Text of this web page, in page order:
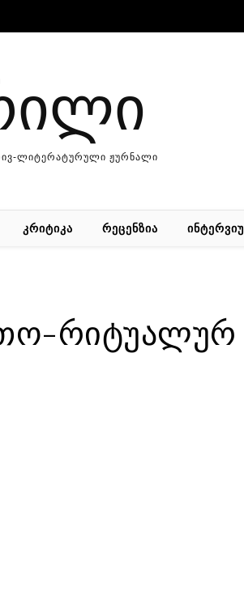
ლიტერატურული ჟურნალი
ᲙᲠᲘᲢᲘᲙᲐ ᲠᲔᲪᲔᲜᲖᲘᲐ ᲘᲜᲢᲔᲠᲕᲘᲣ
რიტუალურ